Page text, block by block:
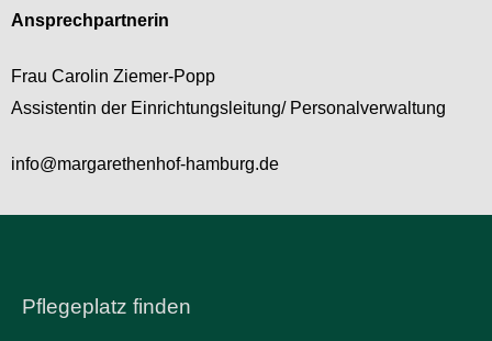
Ansprechpartnerin
Frau Carolin Ziemer-Popp
Assistentin der Einrichtungsleitung/ Personalverwaltung
info@margarethenhof-hamburg.de
Pflegeplatz finden